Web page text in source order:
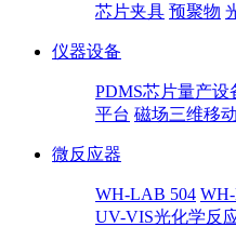
芯片夹具 预聚物
仪器设备
PDMS芯片量产设
平台 磁场三维移
微反应器
WH-LAB 504
UV-VIS光化学反